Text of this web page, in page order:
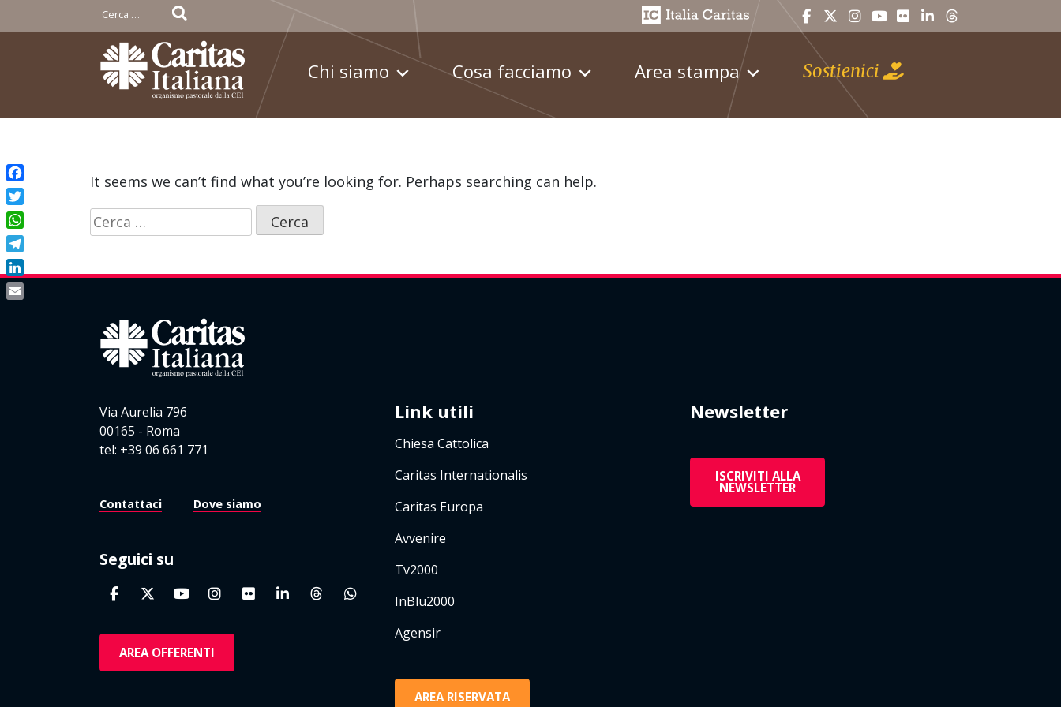
Skip
to
content
Ricerca
per:
Chi siamo Cosa facciamo Area stampa Sostienici
It seems we can’t find what you’re looking for. Perhaps searching can help.
Ricerca
per:
Via Aurelia 796
00165 - Roma
tel: +39 06 661 771
Contattaci Dove siamo
Seguici su
AREA OFFERENTI
Link utili
Chiesa Cattolica
Caritas Internationalis
Caritas Europa
Avvenire
Tv2000
InBlu2000
Agensir
AREA RISERVATA
Newsletter
ISCRIVITI ALLA
NEWSLETTER
Facebook
Twitter
WhatsApp
Telegram
LinkedIn